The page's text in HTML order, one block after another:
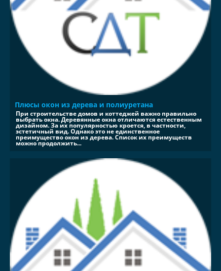
Плюсы окон из дерева и полиуретана
При строительстве домов и коттеджей важно правильно
выбрать окна. Деревянные окна отличаются естественным
дизайном. За их популярностью кроется, в частности,
эстетичный вид. Однако это не единственное
преимущество окон из дерева. Список их преимуществ
можно продолжить...